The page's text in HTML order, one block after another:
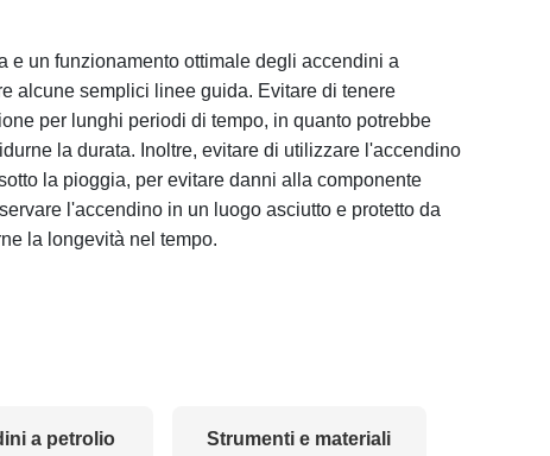
e un funzionamento ottimale degli accendini a
alcune semplici linee guida. Evitare di tenere
per lunghi periodi di tempo, in quanto potrebbe
la durata. Inoltre, evitare di utilizzare l'accendino
la pioggia, per evitare danni alla componente
l'accendino in un luogo asciutto e protetto da
la longevità nel tempo.
a petrolio
Strumenti e materiali